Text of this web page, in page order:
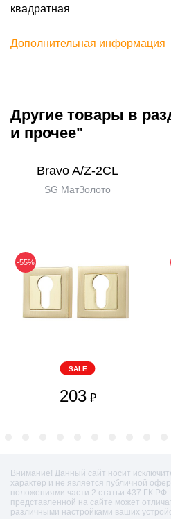
квадратная
Дополнительная информация
Другие товары в
и прочее"
Bravo A/Z-2CL
SG МатЗолото
-55%
SALE
203 ₽
Внимание! Данный сайт носит
характер и не является публичной
положениями части 2 статьи 437 ГК РФ.
представленной на сайте может
различными настройками ваших